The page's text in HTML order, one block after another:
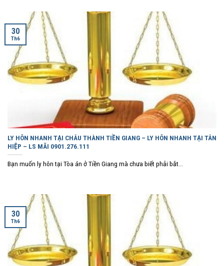
LY HÔN NHANH TẠI CHÂU THÀNH TIỀN GIANG – LY HÔN NHANH TẠI TÂN
HIỆP – LS MÃI 0901.276.111
Bạn muốn ly hôn tại Tòa án ở Tiền Giang mà chưa biết phải bắt...
30
Th6
30
Th6